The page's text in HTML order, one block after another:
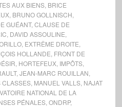
AUX BIENS, BRICE
, BRUNO GOLLNISCH
GUÉANT, CLAUSE DE
DAVID ASSOULINE
, EXTRÊME DROITE
HOLLANDE FRONT DE
HORTEFEUX, IMPÔTS,
, JEAN-MARC ROUILLAN
CLASSES, MANUEL VALLS, NAJAT
NATIONAL DE LA
PÉNALES, ONDRP,